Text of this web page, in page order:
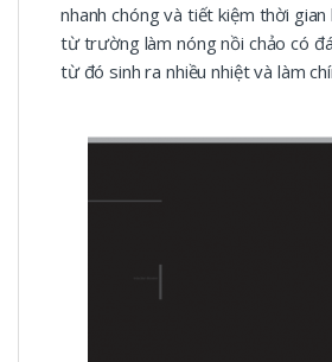
nhanh chóng và tiết kiệm thời gian
từ trường làm nóng nồi chảo có
từ đó sinh ra nhiều nhiệt và làm